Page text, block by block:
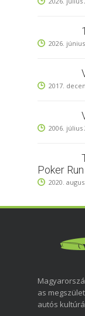
2026. június
2017.
2006. július
Poker
2020.
as
autós